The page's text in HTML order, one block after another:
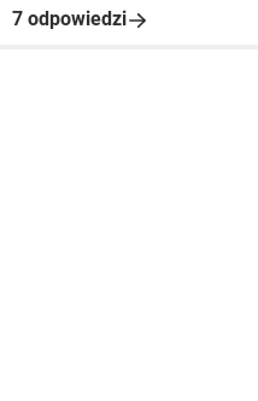
7 odpowiedzi